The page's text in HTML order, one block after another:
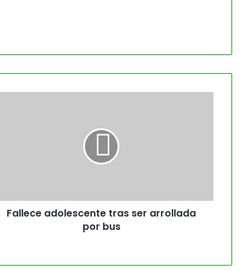
Fallece adolescente tras ser arrollada
por bus